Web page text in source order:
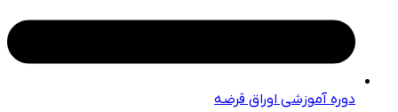
دوره آموزشی اوراق قرضه